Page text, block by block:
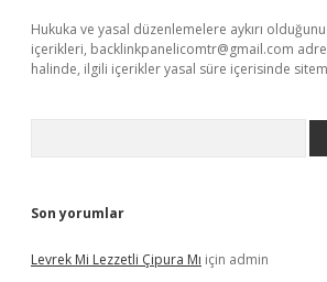
Hukuka ve yasal düzenlemelere aykırı
içerikleri, backlinkpanelicomtr@gmail.com
halinde, ilgili içerikler yasal süre içerisinde
Son yorumlar
Levrek Mi Lezzetli Çipura Mı için admin